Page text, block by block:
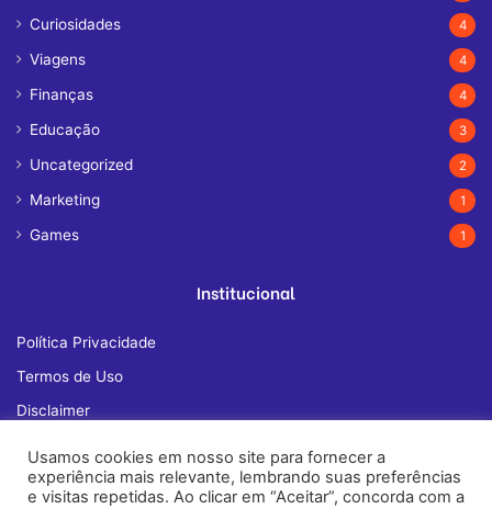
Curiosidades 4
Viagens 4
Finanças 4
Educação 3
Uncategorized 2
Marketing 1
Games 1
Institucional
Política Privacidade
Termos de Uso
Disclaimer
Fale Conosco
Usamos cookies em nosso site para fornecer a
experiência mais relevante, lembrando suas preferências
e visitas repetidas. Ao clicar em “Aceitar”, concorda com a